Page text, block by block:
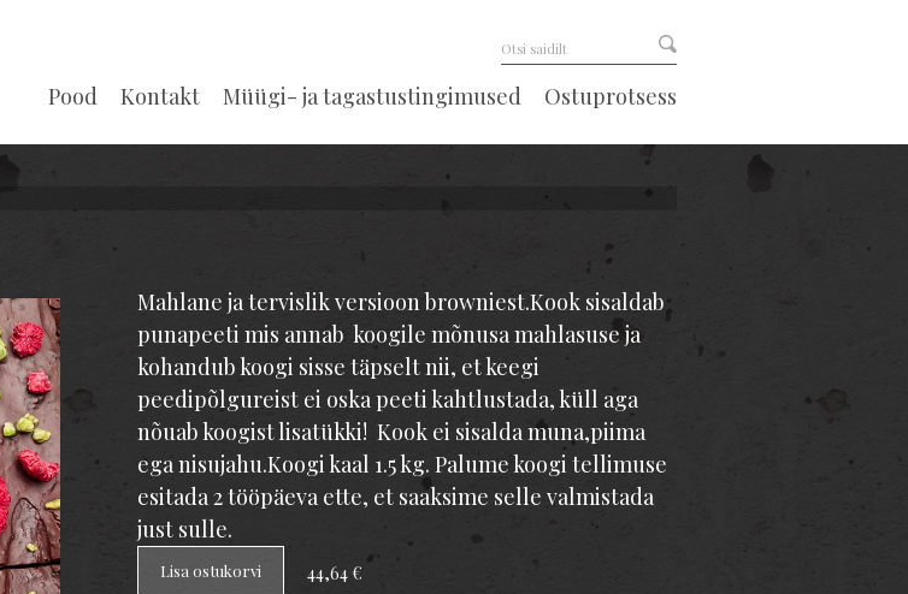
Pood Kontakt Müügi- ja tagastustingimused Ostuprotsess
Mahlane ja tervislik versioon browniest.Kook sisaldab
punapeeti mis annab koogile mõnusa mahlasuse ja
kohandub koogi sisse täpselt nii, et keegi
peedipõlgureist ei oska peeti kahtlustada, küll aga
nõuab koogist lisatükki! Kook ei sisalda muna,piima
ega nisujahu.Koogi kaal 1.5 kg. Palume koogi tellimuse
esitada 2 tööpäeva ette, et saaksime selle valmistada
just sulle.
Lisa ostukorvi 44,64 €